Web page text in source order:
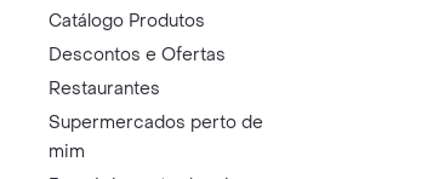
Catálogo Produtos
Descontos e Ofertas
Restaurantes
Supermercados perto de
mim